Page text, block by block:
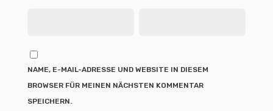
NAME, E-MAIL-ADRESSE UND WEBSITE IN DIESEM
BROWSER FÜR MEINEN NÄCHSTEN KOMMENTAR
SPEICHERN.